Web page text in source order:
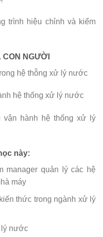
trình hiệu chỉnh và kiểm
NGƯỜI
hệ thỗng xử lý nước
hệ thống xử lý nước
vận hành hệ thống xử lý
này:
manager quản lý các hệ
máy
thức trong ngành xử lý
lý nước